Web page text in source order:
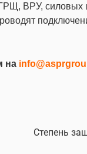
ВРУ,
на
Степень